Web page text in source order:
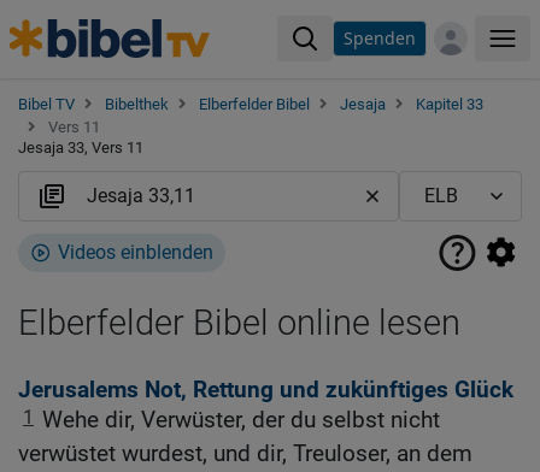
Spenden
Bibel TV Bibelthek Elberfelder Bibel Jesaja
Kapitel 33
Vers 11
Jesaja 33, Vers 11
Videos einblenden
Elberfelder Bibel online lesen
Jerusalems Not, Rettung und zukünftiges Glück
1 Wehe dir, Verwüster, der du selbst nicht
verwüstet wurdest, und dir, Treuloser, an dem